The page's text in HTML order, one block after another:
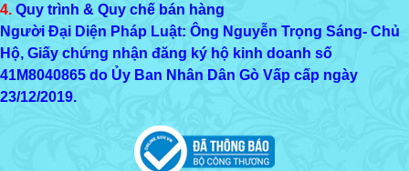
4. Quy trình & Quy chế bán hàng
Người Đại Diện Pháp Luật: Ông Nguyễn Trọng Sáng- Chủ
Hộ, Giấy chứng nhận đăng ký hộ kinh doanh số
41M8040865 do Ủy Ban Nhân Dân Gò Vấp cấp ngày
23/12/2019.